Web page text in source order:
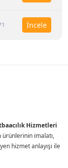
İncele
Hizmetleri
ürünlerinin imalatı,
hizmet anlayışı ile